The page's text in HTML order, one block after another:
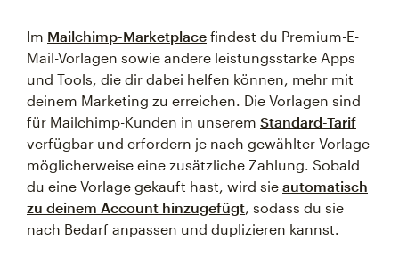
Im Mailchimp-Marketplace findest du Premium-E-
Mail-Vorlagen sowie andere leistungsstarke Apps
und Tools, die dir dabei helfen können, mehr mit
deinem Marketing zu erreichen. Die Vorlagen sind
für Mailchimp-Kunden in unserem Standard-Tarif
verfügbar und erfordern je nach gewählter Vorlage
möglicherweise eine zusätzliche Zahlung. Sobald
du eine Vorlage gekauft hast, wird sie automatisch
zu deinem Account hinzugefügt, sodass du sie
nach Bedarf anpassen und duplizieren kannst.